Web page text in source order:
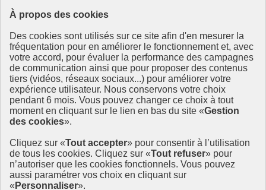
À propos des cookies
Des cookies sont utilisés sur ce site afin d'en mesurer la
fréquentation pour en améliorer le fonctionnement et, avec
votre accord, pour évaluer la performance des campagnes
de communication ainsi que pour proposer des contenus
tiers (vidéos, réseaux sociaux...) pour améliorer votre
expérience utilisateur. Nous conservons votre choix
pendant 6 mois. Vous pouvez changer ce choix à tout
moment en cliquant sur le lien en bas du site «Gestion
des cookies».
Cliquez sur «Tout accepter» pour consentir à l’utilisation
de tous les cookies. Cliquez sur «Tout refuser» pour
n’autoriser que les cookies fonctionnels. Vous pouvez
aussi paramétrer vos choix en cliquant sur
« Personnaliser».
Ressources
Ressources
La Méth’ODD
Gouvernement
Ce site propose l’information de référence concernant l’Agenda
2030 et la feuille de route de la France. Il valorise la mobilisation de
tous les acteurs.
info.gouv.fr- ouvre une nouvelle fenêtre
service-public.fr - ouvre une nouvelle fenêtre
legifrance.gouv.fr- ouvre une nouvelle fenêtre
data.gouv.fr- ouvre une nouvelle fenêtre